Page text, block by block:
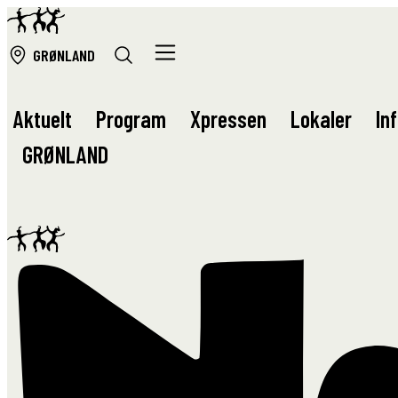
GRØNLAND
Aktuelt Program Xpressen Lokaler
GRØNLAND